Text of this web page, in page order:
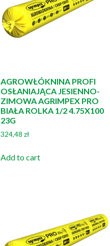
AGROWŁÓKNINA PROFI
OSŁANIAJĄCA JESIENNO-
ZIMOWA AGRIMPEX PRO
BIAŁA ROLKA 1/2 4.75X100
23G
324,48 zł
Add to cart